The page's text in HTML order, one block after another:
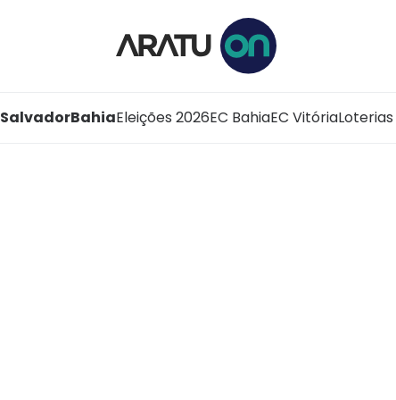
SalvadorBahiaEleições 2026EC BahiaEC VitóriaLoterias